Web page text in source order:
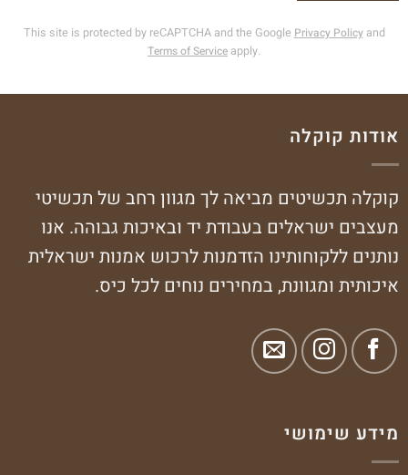
This site is protected by reCAPTCHA and the Google Privacy Policyand
Terms of Service apply.
אודות קוקלה
קוקלה תכשיטים מביאה לך מגוון רחב של תכשיטי
מעצבים ישראלים בעבודת יד ובאיכות גבוהה. אנו
נותנים ללקוחותינו הזדמנות לרכוש אמנות ישראלית
איכותית ומגוונת, במחירים נוחים לכל כיס.
מידע שימושי